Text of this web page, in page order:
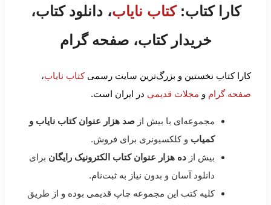
کارا کتاب:کتاب نایاب، دانلود کتاب،
خریدار کتاب، صفحه گرام
کارا کتاب نخستین و بزرگ‌ترین سایت رسمیکتاب نایاب،
صفحه گرام و مجلات قدیمی در ایران است.
مجموعه‌ای با بیش از صد هزار عنوان کتاب نایاب و
کمیاب و کلکسیونری برای فروش.
بیش از ده هزار عنوان کتاب الکترونیک رایگان برای
دانلود آسان و بدون نیاز به ثبت‌نام.
کلیه کتب این مجموعه چاپ قدیمی بوده و از طریق